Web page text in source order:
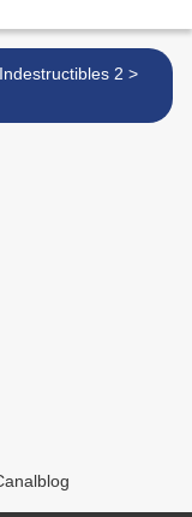
Les Indestructibles 2 >